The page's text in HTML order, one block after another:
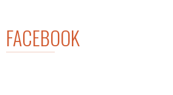
FACEBOOK